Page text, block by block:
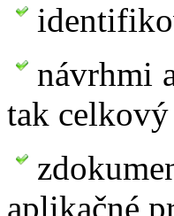
návrhmi
tak
aplikačné